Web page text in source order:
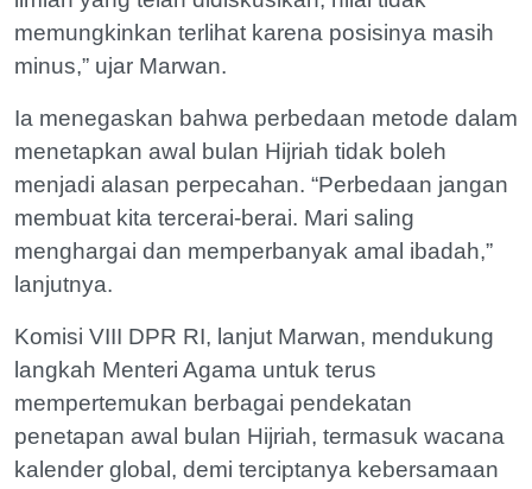
memungkinkan terlihat karena posisinya masih
minus,” ujar Marwan.
Ia menegaskan bahwa perbedaan metode dalam
menetapkan awal bulan Hijriah tidak boleh
menjadi alasan perpecahan. “Perbedaan jangan
membuat kita tercerai-berai. Mari saling
menghargai dan memperbanyak amal ibadah,”
lanjutnya.
Komisi VIII DPR RI, lanjut Marwan, mendukung
langkah Menteri Agama untuk terus
mempertemukan berbagai pendekatan
penetapan awal bulan Hijriah, termasuk wacana
kalender global, demi terciptanya kebersamaan